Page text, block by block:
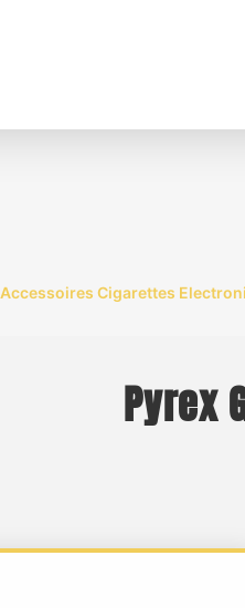
Accessoires Cigarettes
Pyrex